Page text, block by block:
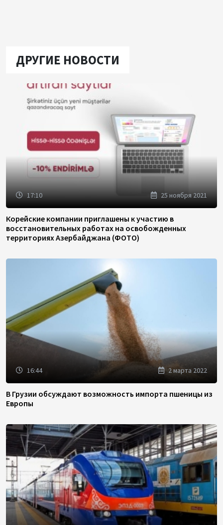
ДРУГИЕ НОВОСТИ
17:10 25 ноября 2021
Корейские компании приглашены к участию в
восстановительных работах на освобожденных
территориях Азербайджана (ФОТО)
16:44 2 марта 2022
В Грузии обсуждают возможность импорта пшеницы из
Европы